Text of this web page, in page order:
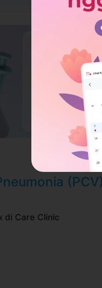
Kec. Tabanan,
60 hari
via WhatsApp
membaca syarat
sewaktu-waktu
(PCV)
di Care Clinic